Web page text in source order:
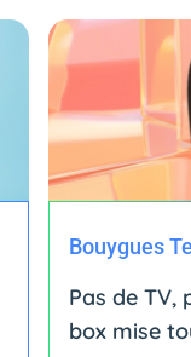
Bouygues
Pas de TV,
box mise